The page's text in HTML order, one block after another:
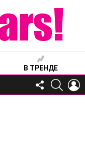
В ТРЕНДЕ
FOLLOW
US